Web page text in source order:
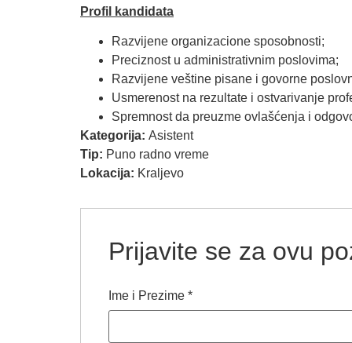
Profil kandidata
Razvijene organizacione sposobnosti;
Preciznost u administrativnim poslovima;
Razvijene veštine pisane i govorne
Usmerenost na rezultate i ostvarivanje
Spremnost da preuzme ovlašćenja i
Kategorija: Asistent
Tip: Puno radno vreme
Lokacija: Kraljevo
Prijavite se za ovu
Ime i Prezime *